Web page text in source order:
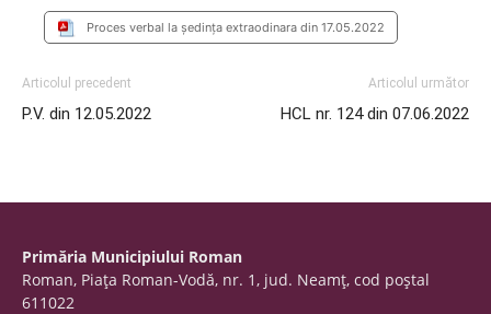
Proces verbal la ședința extraodinara din 17.05.2022
Articolul precedent
P.V. din 12.05.2022
Articolul următor
HCL nr. 124 din 07.06.2022
Primăria Municipiului Roman
Roman, Piaţa Roman-Vodă, nr. 1, jud. Neamţ, cod poştal
611022